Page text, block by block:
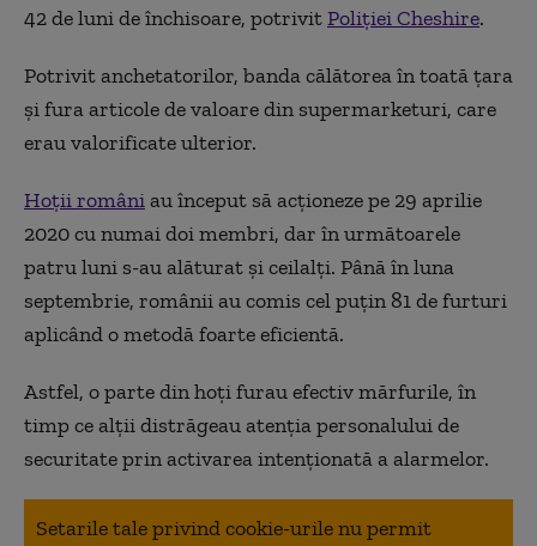
42 de luni de închisoare, potrivitPoliției Cheshire.
Potrivit anchetatorilor, banda călătorea în toată țara
și fura articole de valoare din supermarketuri, care
erau valorificate ulterior.
Hoții româniau început să acționeze pe 29 aprilie
2020 cu numai doi membri, dar în următoarele
patru luni s-au alăturat și ceilalți. Până în luna
septembrie, românii au comis cel puțin 81 de furturi
aplicând o metodă foarte eficientă.
Astfel, o parte din hoți furau efectiv mărfurile, în
timp ce alții distrăgeau atenția personalului de
securitate prin activarea intenționată a alarmelor.
Setarile tale privind cookie-urile nu permit